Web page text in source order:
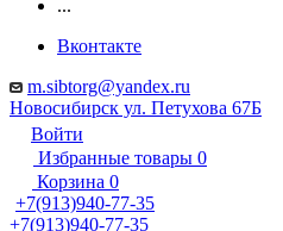
...
Вконтакте
m.sibtorg@yandex.ru
Новосибирск ул. Петухова 67Б
Войти
Избранные товары 0
Корзина 0
+7(913)940-77-35
+7(913)940-77-35